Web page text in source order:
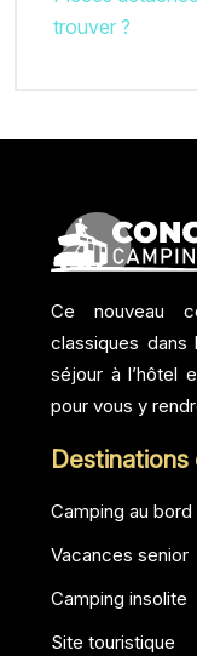
trouver ?
Ce nouveau
classiques dans
séjour à l’hôtel
pour vous y
Destinations
Camping au
Vacances senior
Camping insolite
Site touristique